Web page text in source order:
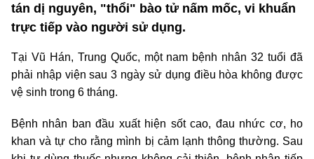
tán dị nguyên, "thổi" bào tử nấm mốc, vi khuẩn
trực tiếp vào người sử dụng.
Tại Vũ Hán, Trung Quốc, một nam bệnh nhân 32 tuổi đã
phải nhập viện sau 3 ngày sử dụng điều hòa không được
vệ sinh trong 6 tháng.
Bệnh nhân ban đầu xuất hiện sốt cao, đau nhức cơ, ho
khan và tự cho rằng mình bị cảm lạnh thông thường. Sau